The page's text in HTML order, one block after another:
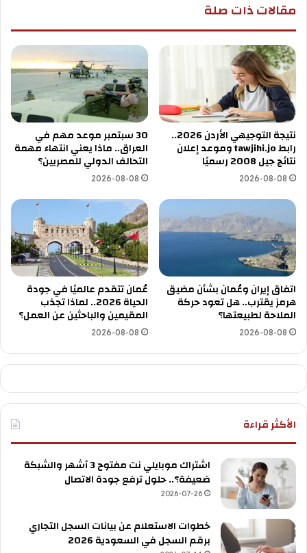
مقالات ذات صلة
نتيجة التوجيهي الأردن 2026..
رابط tawjihi.jo وموعد إعلان
نتائج جيل 2008 رسميًا
2026-08-08
30 سبتمبر موعد مهم في
العراق.. ماذا يعني انتهاء مهمة
التحالف الدولي للمصريين؟
2026-08-08
اتفاق إيران وعُمان بشأن مضيق
هرمز يقترب.. هل تعود حركة
الملاحة لطبيعتها؟
2026-08-08
عُمان تتقدم عالميًا في جودة
الحياة 2026.. لماذا تجذب
المقيمين والباحثين عن العمل؟
2026-08-08
الأكثر قراءة
اشتراك موبايلي نت مفتوح 3 أشهر والشبكة
ضعيفة؟.. حلول ترفع جودة الاتصال
2026-07-26
خطوات الاستعلام عن بيانات السجل التجاري
برقم السجل في السعودية 2026